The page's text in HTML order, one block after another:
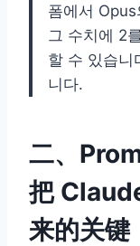
폼에서
그 수치에 2
할 수 있습니
니다.
二、
把
来的关键